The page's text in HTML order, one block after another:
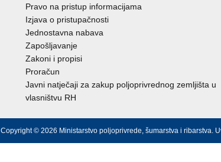
Pravo na pristup informacijama
Izjava o pristupačnosti
Jednostavna nabava
Zapošljavanje
Zakoni i propisi
Proračun
Javni natječaji za zakup poljoprivrednog zemljišta u
vlasništvu RH
Copyright © 2026 Ministarstvo poljoprivrede, šumarstva i ribarstva.